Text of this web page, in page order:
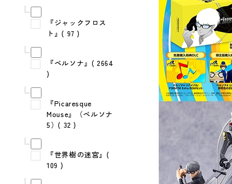
『ジャックフロス
ト』( 97 )
『ペルソナ』( 2664
)
『Picaresque
Mouse』（ペルソナ
5）( 32 )
『世界樹の迷宮』(
109 )